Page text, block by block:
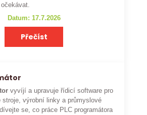
Datum: 17.7.2026
Přečíst
vyvíjí a upravuje řídicí software pro
stroje, výrobní linky a průmyslové
se, co práce PLC programátora